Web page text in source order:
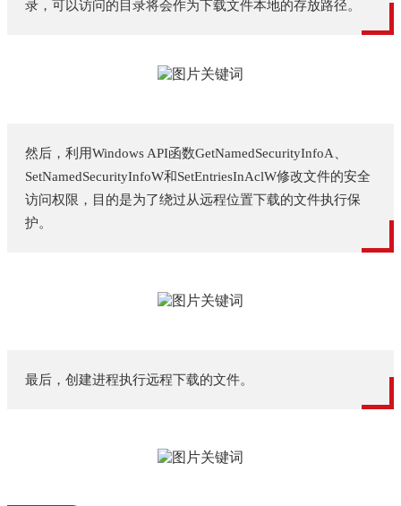
录，可以访问的目录将会作为下载文件本地的存放路径。
然后，利用Windows API函数GetNamedSecurityInfoA、
SetNamedSecurityInfoW和SetEntriesInAclW修改文件的安全
访问权限，目的是为了绕过从远程位置下载的文件执行保
护。
最后，创建进程执行远程下载的文件。